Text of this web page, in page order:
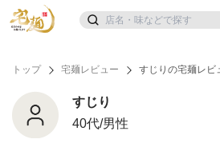
トップ 宅麺レビュー すじりの宅麺レビ
すじり
40代/男性